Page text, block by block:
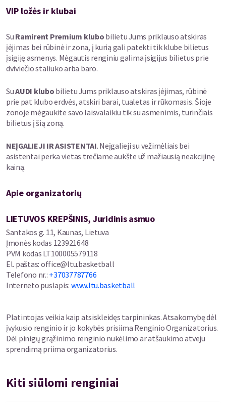
VIP ložės ir klubai
Su Ramirent Premium klubo bilietu Jums priklauso atskiras
įėjimas bei rūbinė ir zona, į kurią gali patekti tik klube bilietus
įsigiję asmenys. Mėgautis renginiu galima įsigijus bilietus prie
dviviečio staliuko arba baro.
SuAUDI klubo bilietu Jums priklauso atskiras įėjimas, rūbinė
prie pat klubo erdvės, atskiri barai, tualetas ir rūkomasis. Šioje
zonoje mėgaukite savo laisvalaikiu tik su asmenimis, turinčiais
bilietus į šią zoną.
NEĮGALIEJI IR ASISTENTAI. Neįgalieji su vežimėliais bei
asistentai perka vietas trečiame aukšte už mažiausią neakcijinę
kainą.
Apie organizatorių
LIETUVOS KREPŠINIS, Juridinis asmuo
Santakos g. 11, Kaunas, Lietuva
Įmonės kodas 123921648
PVM kodas LT100005579118
El. paštas: office@ltu.basketball
Telefono nr.: +37037787766
Interneto puslapis: www.ltu.basketball
Platintojas veikia kaip atsiskleidęs tarpininkas. Atsakomybę dėl
įvykusio renginio ir jo kokybės prisiima Renginio Organizatorius.
Dėl pinigų grąžinimo renginio nukėlimo ar atšaukimo atveju
sprendimą priima organizatorius.
Kiti siūlomi renginiai